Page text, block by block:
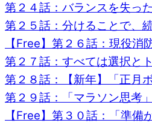
第２４話：バランスを失っ
第２５話：分けることで、
【Free】第２６話：現役
第２７話：すべては選択と
第２８話：【新年】「正月
第２９話：「マラソン思考
【Free】第３０話：「準備